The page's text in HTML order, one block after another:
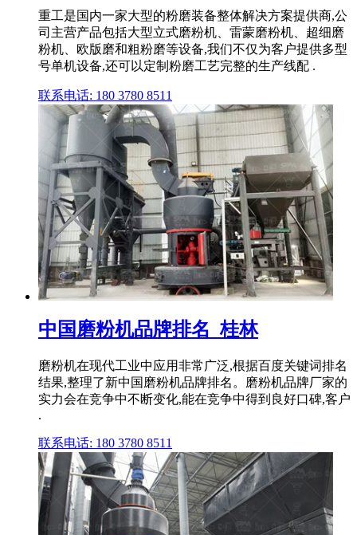
重工是国内一家大型的粉磨装备整体解决方案提供商,公
司主营产品包括大型立式磨粉机、雷蒙磨粉机、超细磨
粉机、欧版磨和粗粉磨等设备,我们不仅为客户提供多型
号单机设备,还可以定制粉磨工艺完整的生产线配 .
联系电话: 180 3780 8511
中国磨粉机品牌排名_桂林
磨粉机在现代工业中应用非常广泛,根据百度关键词排名
结果,整理了新中国磨粉机品牌排名。磨粉机品牌厂家的
实力会在竞争中不断变化,能在竞争中得到良好口碑,客户
.
联系电话: 180 3780 8511